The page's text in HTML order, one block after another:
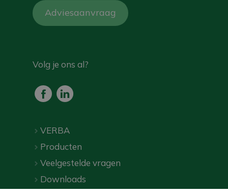
Adviesaanvraag
Volg je ons al?
VERBA
Producten
Veelgestelde vragen
Downloads